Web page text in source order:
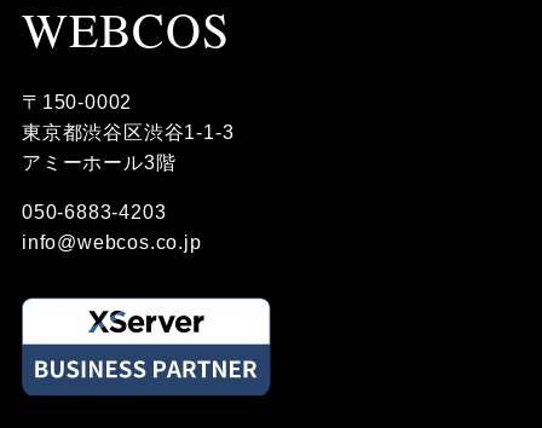
WEBCOS
〒150-0002
東京都渋谷区渋谷1-1-3
アミーホール3階
050-6883-4203
info@webcos.co.jp